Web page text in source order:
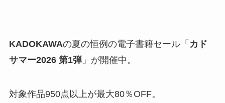
KADOKAWAの夏の恒例の電子書籍セール「 カド
サマー2026 第1弾」が開催中。
対象作品950点以上が最大80％OFF。